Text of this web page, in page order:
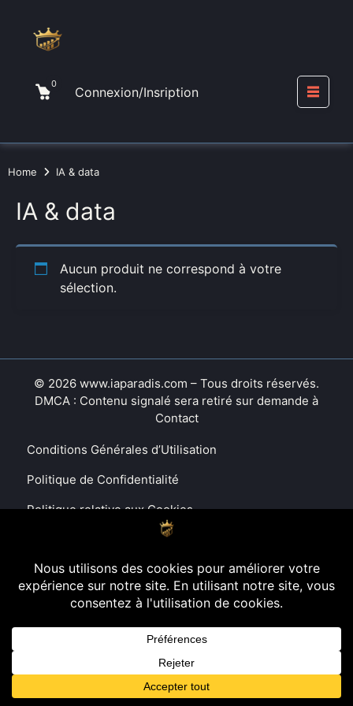
content
Cart
0
Connexion/Insription
Home IA & data
IA & data
Aucun produit ne correspond à votre
sélection.
© 2026 www.iaparadis.com – Tous droits réservés.
DMCA : Contenu signalé sera retiré sur demande à
Contact
Conditions Générales d’Utilisation
Politique de Confidentialité
Politique relative aux Cookies